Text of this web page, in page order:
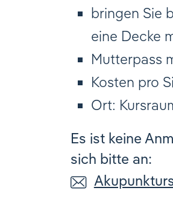
bringen Sie
eine Decke
Mutterpass
Kosten pro
Ort:
Es ist keine
sich bitte an: